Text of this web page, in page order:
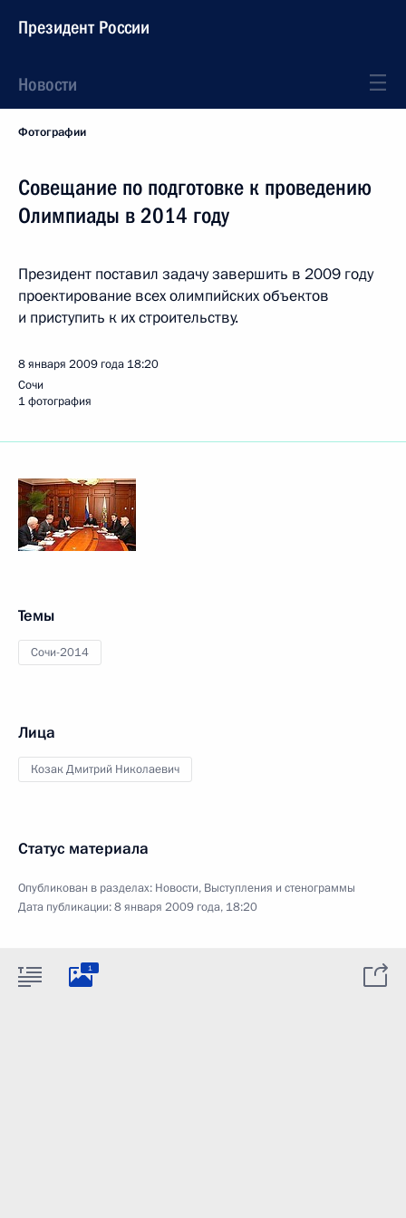
Президент России
Новости
Фотографии
Совещание по подготовке к проведению
Олимпиады в 2014 году
Президент поставил задачу завершить в 2009 году
проектирование всех олимпийских объектов
и приступить к их строительству.
8 января 2009 года 18:20
Сочи
1 фотография
Темы
Сочи-2014
Лица
Козак Дмитрий Николаевич
Статус материала
Опубликован в разделах: Новости, Выступления и стенограммы
Дата публикации:8 января 2009 года, 18:20
1